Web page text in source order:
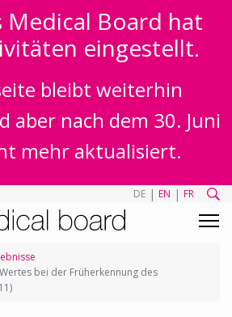
Medical Board hat
eingestellt.
bleibt weiterhin
aber nach dem 30. Juni
mehr aktualisiert.
DE | EN | FR
bei der Früherkennung des